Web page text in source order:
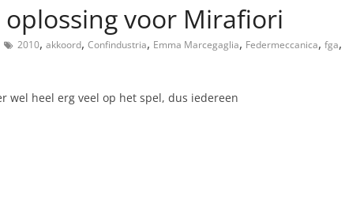
voor Mirafiori
2010, akkoord, Confindustria, Emma Marcegaglia, Federmeccanica, fga,
wel heel erg veel op het spel, dus iedereen